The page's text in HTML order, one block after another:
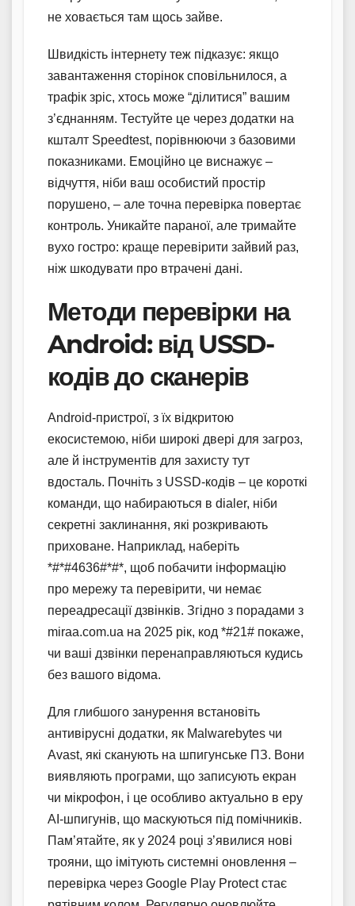
не ховається там щось зайве.
Швидкість інтернету теж підказує: якщо
завантаження сторінок сповільнилося, а
трафік зріс, хтось може “ділитися” вашим
з’єднанням. Тестуйте це через додатки на
кшталт Speedtest, порівнюючи з базовими
показниками. Емоційно це виснажує –
відчуття, ніби ваш особистий простір
порушено, – але точна перевірка повертає
контроль. Уникайте параної, але тримайте
вухо гостро: краще перевірити зайвий раз,
ніж шкодувати про втрачені дані.
Методи перевірки на
Android: від USSD-
кодів до сканерів
Android-пристрої, з їх відкритою
екосистемою, ніби широкі двері для загроз,
але й інструментів для захисту тут
вдосталь. Почніть з USSD-кодів – це короткі
команди, що набираються в dialer, ніби
секретні заклинання, які розкривають
приховане. Наприклад, наберіть
*#*#4636#*#*, щоб побачити інформацію
про мережу та перевірити, чи немає
переадресації дзвінків. Згідно з порадами з
miraa.com.ua на 2025 рік, код *#21# покаже,
чи ваші дзвінки перенаправляються кудись
без вашого відома.
Для глибшого занурення встановіть
антивірусні додатки, як Malwarebytes чи
Avast, які сканують на шпигунське ПЗ. Вони
виявляють програми, що записують екран
чи мікрофон, і це особливо актуально в еру
AI-шпигунів, що маскуються під помічників.
Пам’ятайте, як у 2024 році з’явилися нові
трояни, що імітують системні оновлення –
перевірка через Google Play Protect стає